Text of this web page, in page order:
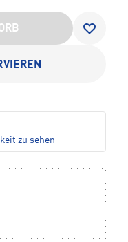
zu sehen